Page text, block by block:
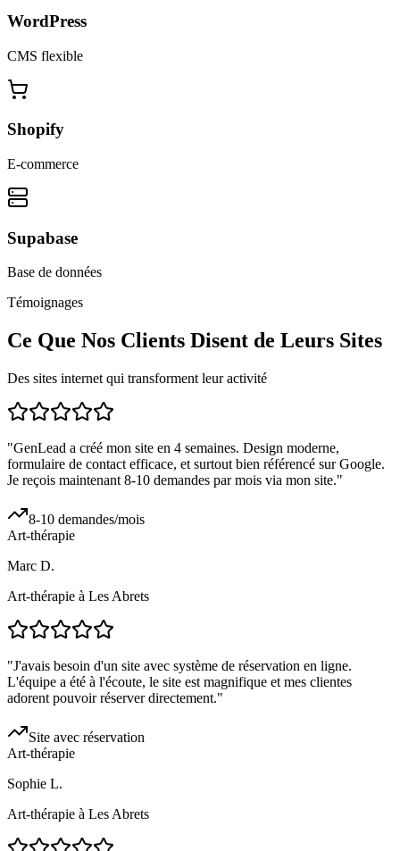
WordPress
CMS flexible
Shopify
E-commerce
Supabase
Base de données
Témoignages
Ce Que Nos Clients Disent de Leurs Sites
Des sites internet qui transforment leur activité
"GenLead a créé mon site en 4 semaines. Design moderne,
formulaire de contact efficace, et surtout bien référencé sur Google.
Je reçois maintenant 8-10 demandes par mois via mon site."
8-10 demandes/mois
Art-thérapie
Marc D.
Art-thérapie à Les Abrets
"J'avais besoin d'un site avec système de réservation en ligne.
L'équipe a été à l'écoute, le site est magnifique et mes clientes
adorent pouvoir réserver directement."
Site avec réservation
Art-thérapie
Sophie L.
Art-thérapie à Les Abrets